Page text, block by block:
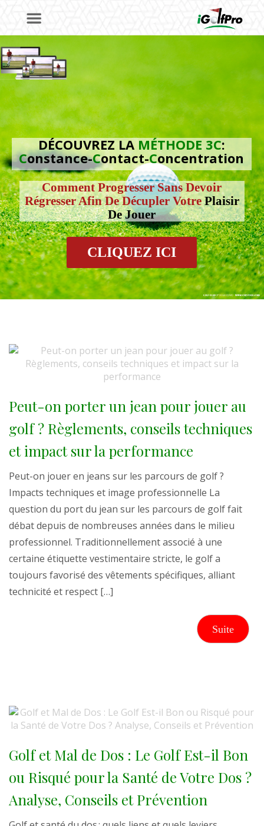
DÉCOUVREZ LAMÉTHODE 3C:
Constance-Contact-Concentration
Comment Progresser Sans Devoir
Régresser Afin De Décupler VotrePlaisir
De Jouer
CLIQUEZ ICI
Peut-on porter un jean pour jouer au
golf ? Règlements, conseils techniques
et impact sur la performance
Peut-on jouer en jeans sur les parcours de golf ?
Impacts techniques et image professionnelle La
question du port du jean sur les parcours de golf fait
débat depuis de nombreuses années dans le milieu
professionnel. Traditionnellement associé à une
certaine étiquette vestimentaire stricte, le golf a
toujours favorisé des vêtements spécifiques, alliant
technicité et respect […]
Suite
Golf et Mal de Dos : Le Golf Est-il Bon
ou Risqué pour la Santé de Votre Dos ?
Analyse, Conseils et Prévention